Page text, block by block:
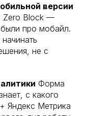
версии
Zero Block —
про мобайл.
не с
Форма
с какого
Яндекс Метрика